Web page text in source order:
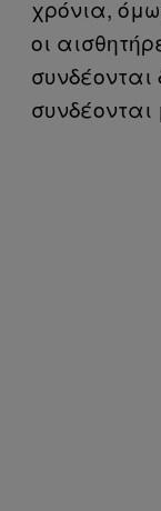
χρόνια,
οι
συνδέονται